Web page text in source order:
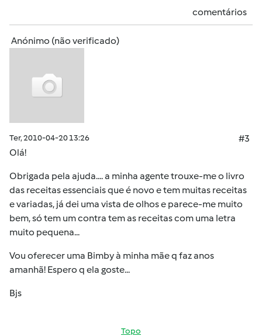
comentários
Anónimo (não verificado)
Ter, 2010-04-20 13:26
#3
Olá!
Obrigada pela ajuda.... a minha agente trouxe-me o livro
das receitas essenciais que é novo e tem muitas receitas
e variadas, já dei uma vista de olhos e parece-me muito
bem, só tem um contra tem as receitas com uma letra
muito pequena...
Vou oferecer uma Bimby à minha mãe q faz anos
amanhã! Espero q ela goste...
Bjs
Topo